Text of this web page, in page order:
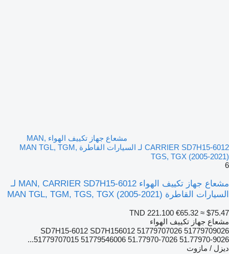
مشعاع جهاز تكييف الهواء MAN,
CARRIER SD7H15-6012 لـ السيارات القاطرة MAN TGL, TGM,
TGS, TGX (2005-2021)
6
مشعاع جهاز تكييف الهواء MAN, CARRIER SD7H15-6012 لـ
السيارات القاطرة MAN TGL, TGM, TGS, TGX (2005-2021)
TND 221.100 €65.32 ≈ $75.47
مشعاع جهاز تكييف الهواء
SD7H15-6012 SD7H156012 51779707026 51779709026
51779707015 51779546006 51.77970-7026 51.77970-9026...
ديزل / مازوت